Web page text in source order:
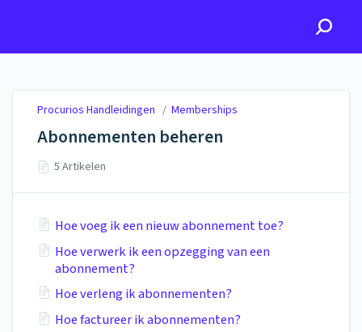
Procurios Handleidingen / Memberships
Abonnementen beheren
5 Artikelen
Hoe voeg ik een nieuw abonnement toe?
Hoe verwerk ik een opzegging van een
abonnement?
Hoe verleng ik abonnementen?
Hoe factureer ik abonnementen?